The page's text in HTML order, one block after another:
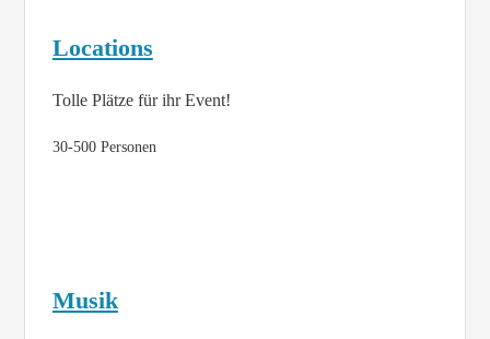
Locations
Tolle Plätze für ihr Event!
30-500 Personen
Musik